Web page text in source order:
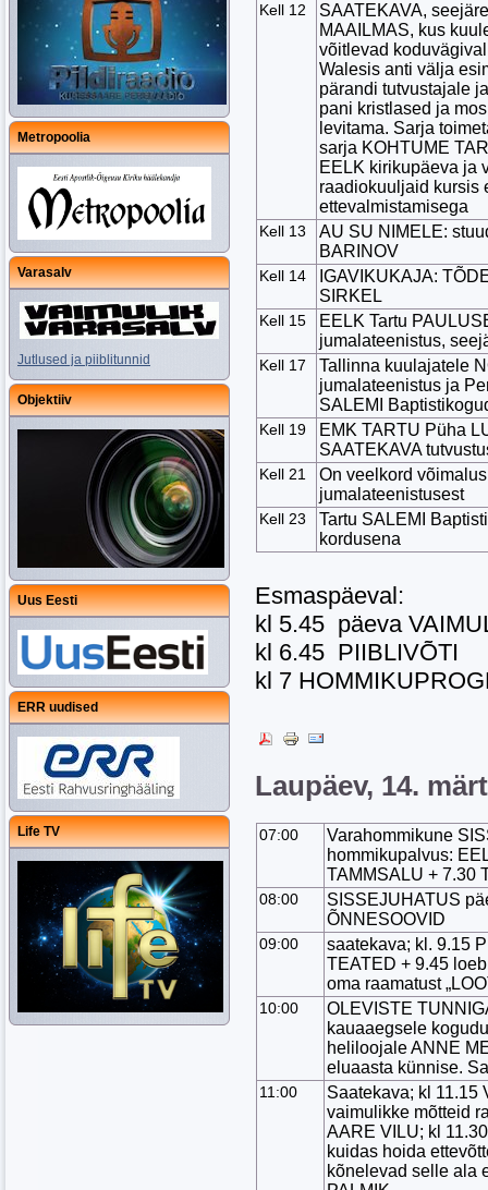
Metropoolia
Varasalv
Jutlused ja piiblitunnid
Objektiiv
Uus Eesti
ERR uudised
Life TV
Kell 12
SAATEKAVA,
MAAILMAS, kus
võitlevad
Walesis anti välja
pärandi tutvustajale
pani kristlased ja
levitama. Sarja
sarja KOHTUME
EELK kirikupäeva ja
raadiokuuljaid kursis
ettevalmistamisega
Kell 13
AU SU NIMELE:
BARINOV
Kell 14
IGAVIKUKAJA:
SIRKEL
Kell 15
EELK Tartu
jumalateenistus,
Kell 17
Tallinna kuulajatele
jumalateenistus ja
SALEMI
Kell 19
EMK TARTU Püha
SAATEKAVA
Kell 21
On veelkord
jumalateenistusest
Kell 23
Tartu SALEMI
kordusena
Esmaspäeval:
kl 5.45 päeva
kl 6.45 PIIBLIVÕTI
kl 7
Laupäev, 14.
07:00
Varahommikune
hommikupalvus:
TAMMSALU + 7.30
08:00
SISSEJUHATUS
ÕNNESOOVID
09:00
saatekava; kl. 9.15
TEATED + 9.45
oma raamatust
10:00
OLEVISTE
kauaaegsele
heliloojale ANNE
eluaasta künnise.
11:00
Saatekava; kl 11.15
vaimulikke mõtteid
AARE VILU; kl
kuidas hoida
kõnelevad selle ala